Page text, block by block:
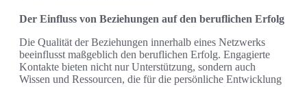
Der Einfluss von Beziehungen auf den beruflichen Erfolg
Die Qualität der Beziehungen innerhalb eines Netzwerks
beeinflusst maßgeblich den beruflichen Erfolg. Engagierte
Kontakte bieten nicht nur Unterstützung, sondern auch
Wissen und Ressourcen, die für die persönliche Entwicklung